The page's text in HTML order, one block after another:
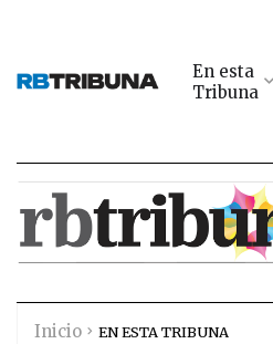
En esta
Tribuna
Inicio EN ESTA TRIBUNA